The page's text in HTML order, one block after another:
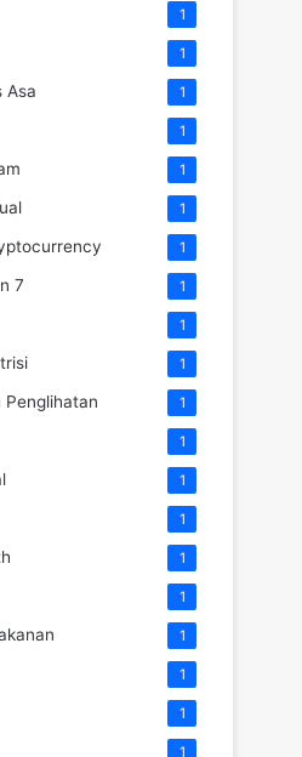
1
1
Asa 1
1
1
1
1
7 1
1
1
Penglihatan 1
1
1
1
1
1
1
1
1
1